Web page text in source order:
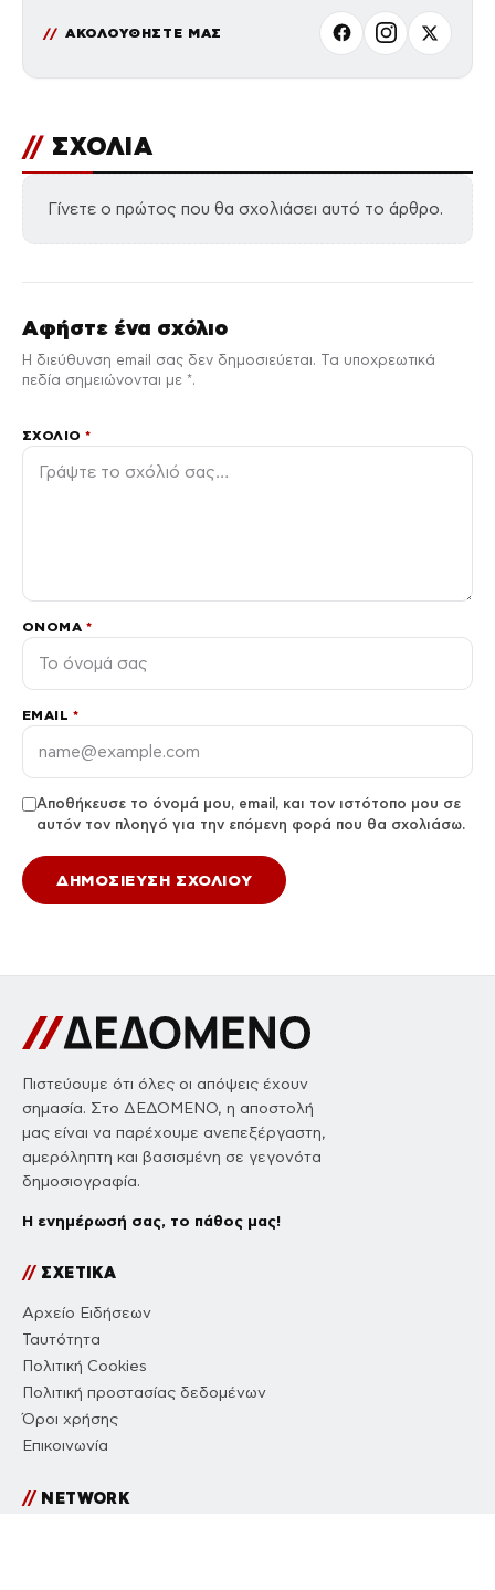
ΑΚΟΛΟΥΘΗΣΤΕ ΜΑΣ
// ΣΧΟΛΙΑ
Γίνετε ο πρώτος που θα σχολιάσει αυτό το άρθρο.
Αφήστε ένα σχόλιο
Η διεύθυνση email σας δεν δημοσιεύεται. Τα υποχρεωτικά
πεδία σημειώνονται με *.
ΣΧΌΛΙΟ*
ΌΝΟΜΑ *
EMAIL *
Αποθήκευσε το όνομά μου, email, και τον ιστότοπο μου σε
αυτόν τον πλοηγό για την επόμενη φορά που θα σχολιάσω.
Πιστεύουμε ότι όλες οι απόψεις έχουν
σημασία. Στο ΔΕΔΟΜΕΝΟ, η αποστολή
μας είναι να παρέχουμε ανεπεξέργαστη,
αμερόληπτη και βασισμένη σε γεγονότα
δημοσιογραφία.
Η ενημέρωσή σας, το πάθος μας!
//ΣΧΕΤΙΚΑ
Αρχείο Ειδήσεων
Ταυτότητα
Πολιτική Cookies
Πολιτική προστασίας δεδομένων
Όροι χρήσης
Επικοινωνία
//NETWORK